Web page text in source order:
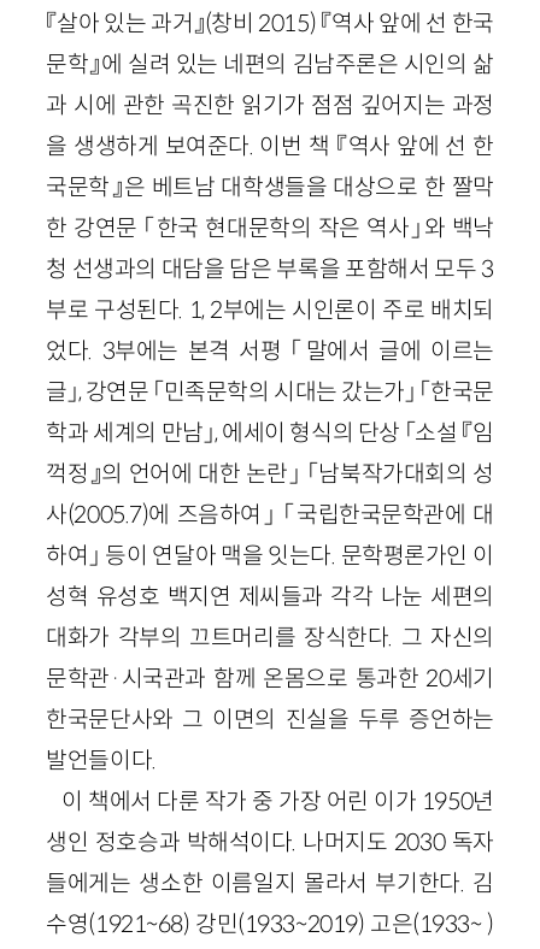
『살아 있는 과거』(창비 2015) 『역사 앞에 선 한국
문학』에 실려 있는 네편의 김남주론은 시인의 삶
과 시에 관한 곡진한 읽기가 점점 깊어지는 과정
을 생생하게 보여준다. 이번 책 『역사 앞에 선 한
국문학』은 베트남 대학생들을 대상으로 한 짤막
한 강연문 「한국 현대문학의 작은 역사」와 백낙
청 선생과의 대담을 담은 부록을 포함해서 모두 3
부로 구성된다. 1, 2부에는 시인론이 주로 배치되
었다. 3부에는 본격 서평 「말에서 글에 이르는
글」, 강연문 「민족문학의 시대는 갔는가」 「한국문
학과 세계의 만남」, 에세이 형식의 단상 「소설 『임
꺽정』의 언어에 대한 논란」 「남북작가대회의 성
사(2005.7)에 즈음하여」 「국립한국문학관에 대
하여」 등이 연달아 맥을 잇는다. 문학평론가인 이
성혁 유성호 백지연 제씨들과 각각 나눈 세편의
대화가 각부의 끄트머리를 장식한다. 그 자신의
문학관·시국관과 함께 온몸으로 통과한 20세기
한국문단사와 그 이면의 진실을 두루 증언하는
발언들이다.
이 책에서 다룬 작가 중 가장 어린 이가 1950년
생인 정호승과 박해석이다. 나머지도 2030 독자
들에게는 생소한 이름일지 몰라서 부기한다. 김
수영(1921~68) 강민(1933~2019) 고은(1933~ )